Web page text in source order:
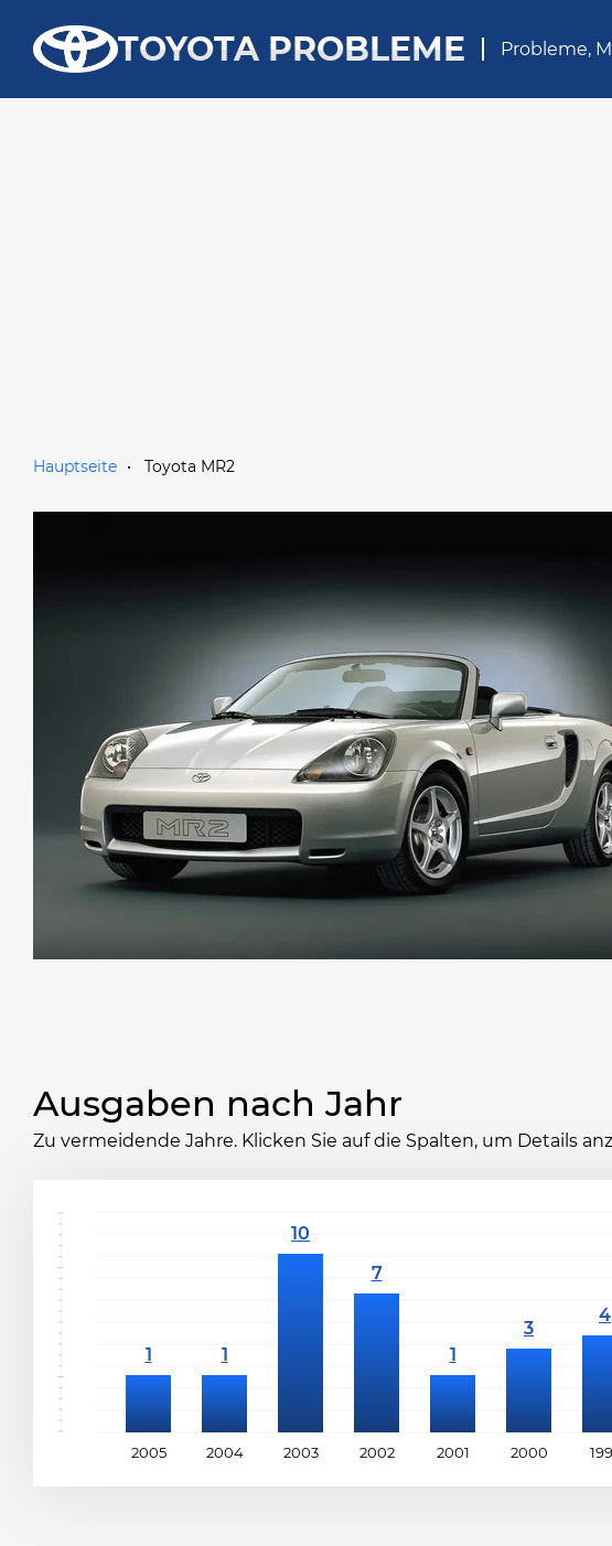
TOYOTA PROBLEME Probleme,
Hauptseite Toyota MR2
Ausgaben nach Jahr
Zu vermeidende Jahre. Klicken Sie auf die Spalten, um Details
2005 2004 2003 2002 2001 2000